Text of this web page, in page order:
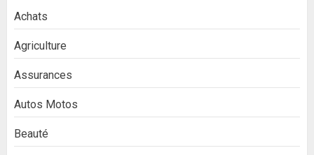
Achats
Agriculture
Assurances
Autos Motos
Beauté